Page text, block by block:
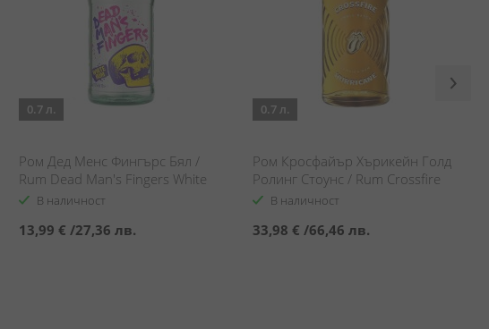
0.7 л.
Ром Дед Менс Фингърс Бял /
Rum Dead Man's Fingers White
В наличност
13,99 € /27,36 лв.
0.7 л.
Ром Кросфайър Хърикейн Голд
Ролинг Стоунс / Rum Crossfire
Hurricane Gold Rolling Stones
В наличност
33,98 € /66,46 лв.